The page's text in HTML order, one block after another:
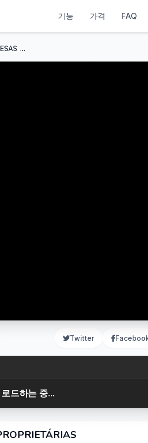
기능 가격 FAQ
MINHA OPINIÃO SINCERA SOBRE MESAS PROPRIETÁRIAS
Twitter
드하는 중...